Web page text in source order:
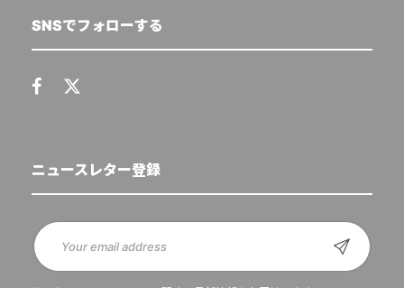
SNSでフォローする
ニュースレター登録